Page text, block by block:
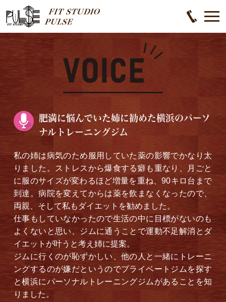
肥満に悩んでいた姉に勧めた横浜のパーソ
ナルトレーニングジム
私の姉は病気のため服用していた薬の影響でかなり太
りました。ストレスから爆食する癖も重なり、月ごと
に服のサイズが変わるほど増量を重ね、90キロ台まで
到達。病院を変えてからは薬を飲まなくなったので、
両親、そして私もダイエットを勧めました。
仕事もしていなかったので生活の中に目標がないのも
よくないと思い、ジムに通うことで運動不足解消とダ
イエットが叶うと考え姉に提案。
ジムに行くのが恥ずかしい、他の人と一緒にトレーニ
ングするのが嫌だというのでプライベートジムを探す
と横浜にパーソナルトレーニングジムがあることを知
りました。